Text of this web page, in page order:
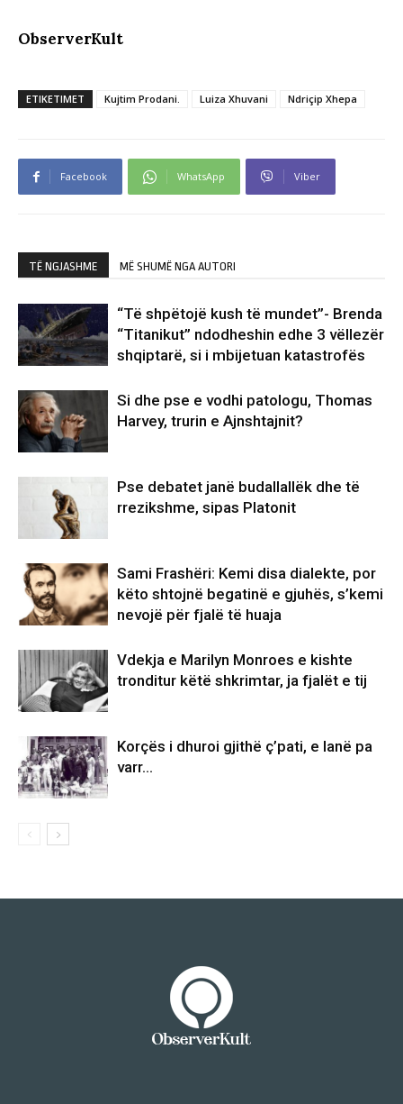
ObserverKult
ETIKETIMET Kujtim Prodani. Luiza Xhuvani Ndriçip Xhepa
Facebook WhatsApp Viber
TË NGJASHME MË SHUMË NGA AUTORI
“Të shpëtojë kush të mundet”- Brenda
“Titanikut” ndodheshin edhe 3 vëllezër
shqiptarë, si i mbijetuan katastrofës
Si dhe pse e vodhi patologu, Thomas
Harvey, trurin e Ajnshtajnit?
Pse debatet janë budallallëk dhe të
rrezikshme, sipas Platonit
Sami Frashëri: Kemi disa dialekte, por
këto shtojnë begatinë e gjuhës, s’kemi
nevojë për fjalë të huaja
Vdekja e Marilyn Monroes e kishte
tronditur këtë shkrimtar, ja fjalët e tij
Korçës i dhuroi gjithë ç’pati, e lanë pa
varr…